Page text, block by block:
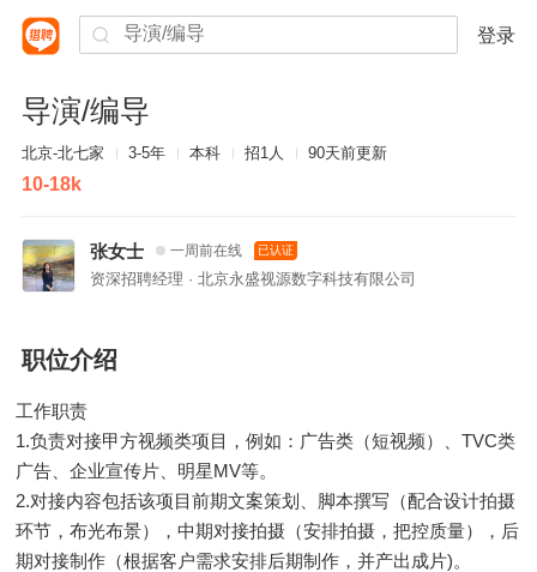
登录
导演/编导
北京-北七家 3-5年 本科 招1人 90天前更新
10-18k
张女士 一周前在线 已认证
资深招聘经理 · 北京永盛视源数字科技有限公司
职位介绍
工作职责
1.负责对接甲方视频类项目，例如：广告类（短视频）、TVC类
广告、企业宣传片、明星MV等。
2.对接内容包括该项目前期文案策划、脚本撰写（配合设计拍摄
环节，布光布景），中期对接拍摄（安排拍摄，把控质量），后
期对接制作（根据客户需求安排后期制作，并产出成片)。